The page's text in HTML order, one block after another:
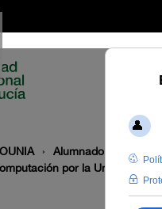
Alumnado:
por la Universidad